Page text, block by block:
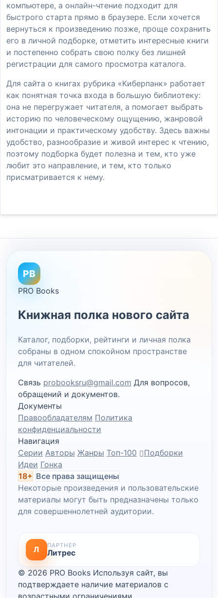
компьютере, а онлайн-чтение подходит для
быстрого старта прямо в браузере. Если хочется
вернуться к произведению позже, проще сохранить
его в личной подборке, отметить интересные книги
и постепенно собрать свою полку без лишней
регистрации для самого просмотра каталога.
Для сайта о книгах рубрика «Киберпанк» работает
как понятная точка входа в большую библиотеку:
она не перегружает читателя, а помогает выбрать
историю по человеческому ощущению, жанровой
интонации и практическому удобству. Здесь важны
удобство, разнообразие и живой интерес к чтению,
поэтому подборка будет полезна и тем, кто уже
любит это направление, и тем, кто только
присматривается к нему.
PB
PRO Books
Книжная полка нового сайта
Каталог, подборки, рейтинги и личная полка
собраны в одном спокойном пространстве
для читателей.
Связь probooksru@gmail.com Для вопросов,
обращений и документов.
Документы
Правообладателям Политика
конфиденциальности
Навигация
Серии Авторы Жанры Топ-100
Подборки
Идеи Гонка
18+ Все права защищены
Некоторые произведения и пользовательские
материалы могут быть предназначены только
для совершеннолетней аудитории.
Л ПАРТНЕР
Литрес
© 2026 PRO Books Используя сайт, вы
подтверждаете наличие материалов с